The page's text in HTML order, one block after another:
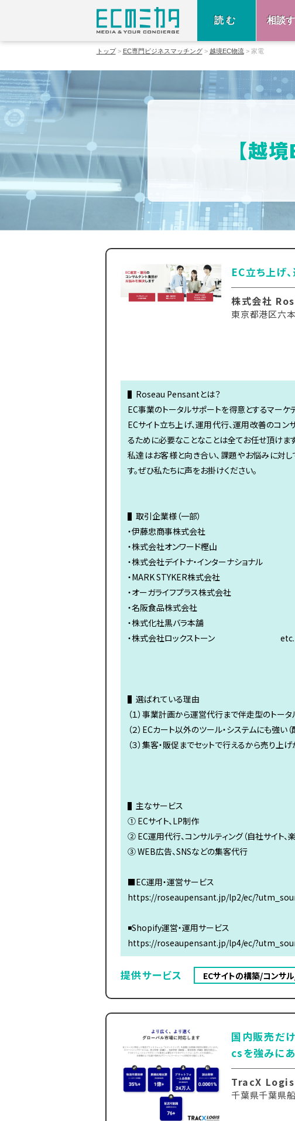
読む 相談
トップ EC専門ビジネスマッチング 越境EC物流 家電
【越
EC立ち上げ
株式会社
東京都港区六
▌Roseau Pensantとは？
EC事業のトータルサポートを得意とするマーケ
ECサイト立ち上げ、運用代行、運用改善のコン
るために必要なことなことは全てお任せ頂けます
私達はお客様と向き合い、課題やお悩みに対
す。ぜひ私たちに声をお掛けください。
▌取引企業様（一部）
・伊藤忠商事株式会社
・株式会社オンワード樫山
・株式会社デイトナ・インターナショナル
・MARK STYKER株式会社
・オーガライフプラス株式会社
・名阪食品株式会社
・株式化社黒バラ本舗
・株式会社ロックストーン etc.
▌選ばれている理由
（１）事業計画から運営代行まで伴走型のトー
（２）ECカート以外のツール・システムにも強い
（３）集客・販促までセットで行えるから売り上
▌主なサービス
① ECサイト、LP制作
② EC運用代行、コンサルティング（自社サイト、
③ WEB広告、SNSなどの集客代行
■EC運用・運営サービス
https://roseaupensant.jp/lp2/ec/
◾️Shopify運営・運用サービス
https://roseaupensant.jp/lp4/ec/
提供サービス ECサイトの構築/コンサ
国内販売だ
csを強みに
TracX
千葉県千葉県